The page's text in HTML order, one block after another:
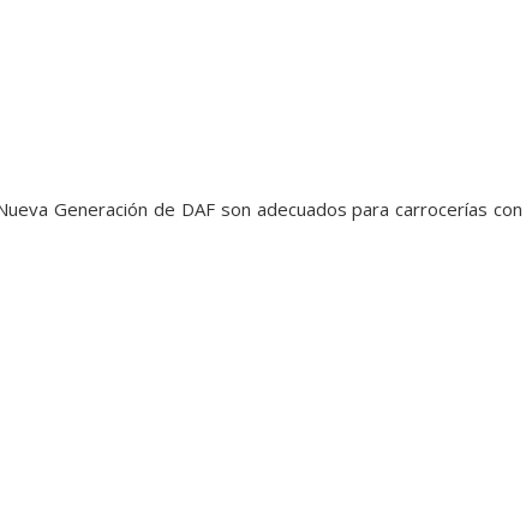
Generación de DAF son adecuados para carrocerías con